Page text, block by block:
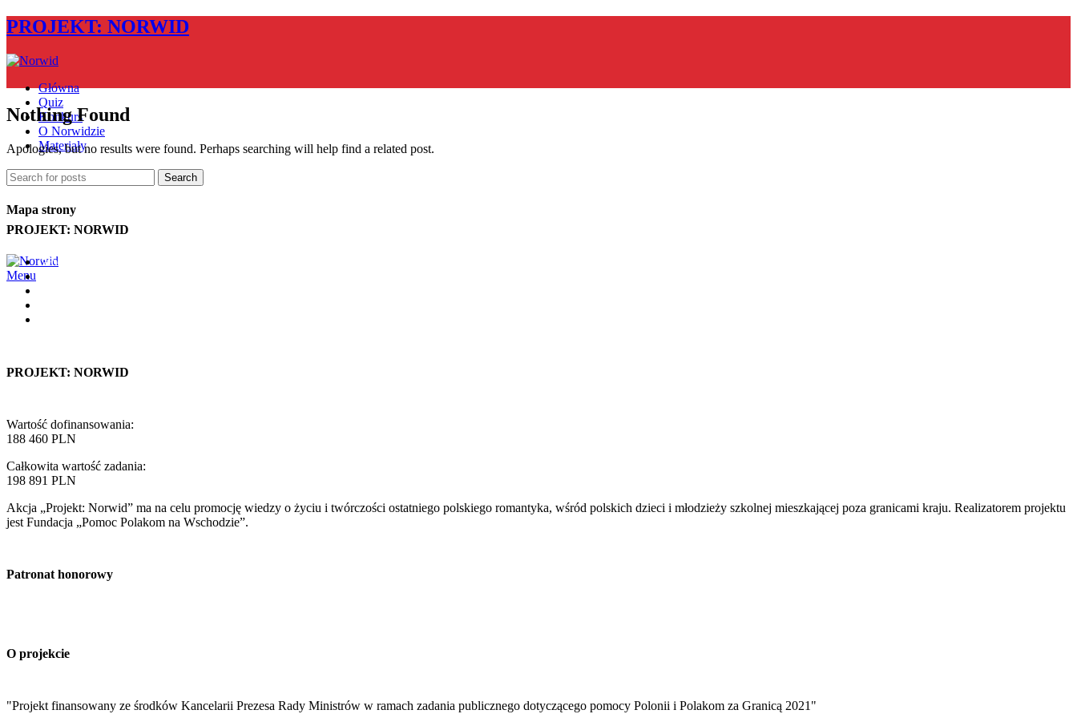
PROJEKT: NORWID
Główna
Quiz
Konkurs
O Norwidzie
Materiały
PROJEKT: NORWID
Menu
Nothing Found
Apologies, but no results were found. Perhaps searching will help find a related post.
Search
Mapa strony
Główna
PROJEKT: NORWID
Wartość dofinansowania:
188 460 PLN
Całkowita wartość zadania:
198 891 PLN
Akcja „Projekt: Norwid” ma na celu promocję wiedzy o życiu i twórczości ostatniego polskiego romantyka, wśród polskich dzieci i młodzieży szkolnej mieszkającej poza granicami kraju. Realizatorem projektu
jest Fundacja „Pomoc Polakom na Wschodzie”.
Patronat honorowy
O projekcie
"Projekt finansowany ze środków Kancelarii Prezesa Rady Ministrów w ramach zadania publicznego dotyczącego pomocy Polonii i Polakom za Granicą 2021"